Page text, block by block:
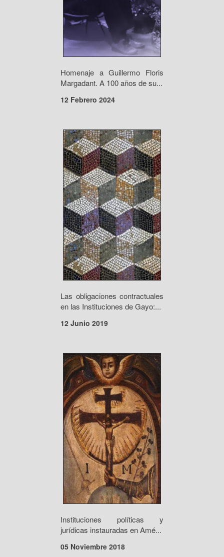
Homenaje a Guillermo Floris
Margadant. A 100 años de su...
12 Febrero 2024
Las obligaciones contractuales
en las Instituciones de Gayo:...
12 Junio 2019
Instituciones políticas y
jurídicas instauradas en Amé...
05 Noviembre 2018